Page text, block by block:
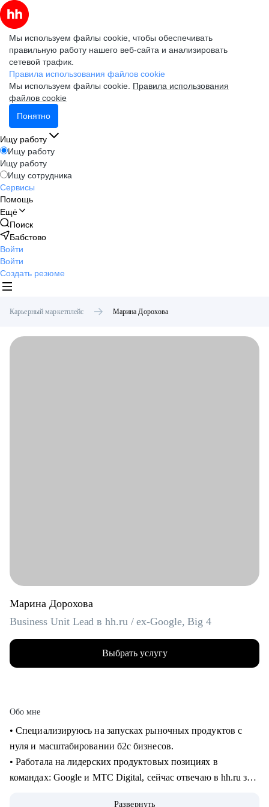
Мы используем файлы cookie, чтобы обеспечивать
правильную работу нашего веб-сайта и анализировать
сетевой трафик.
Правила использования файлов cookie
Мы используем файлы cookie. Правила использования
файлов cookie
Понятно
Ищу работу
Ищу работу
Ищу работу
Ищу сотрудника
Сервисы
Помощь
Ещё
Поиск
Бабстово
Войти
Войти
Создать резюме
Карьерный маркетплейс Марина Дорохова
Марина Дорохова
Business Unit Lead в hh.ru / ex-Google, Big 4
Выбрать услугу
Обо мне
• Специализируюсь на запусках рыночных продуктов с
нуля и масштабировании б2с бизнесов.
• Работала на лидерских продуктовых позициях в
командах: Google и МТС Digital, сейчас отвечаю в hh.ru за
Развернуть